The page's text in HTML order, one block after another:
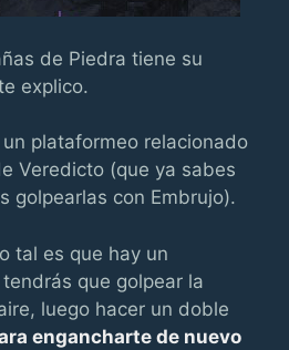
de Piedra tiene su
explico.
plataformeo relacionado
Veredicto (que ya sabes
golpearlas con Embrujo).
tal es que hay un
que golpear la
luego hacer un doble
engancharte de nuevo